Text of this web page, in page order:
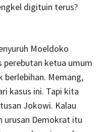
digituin terus?
Moeldoko
perebutan ketua umum
berlebihan. Memang,
kasus ini. Tapi kita
Jokowi. Kalau
urusan Demokrat itu